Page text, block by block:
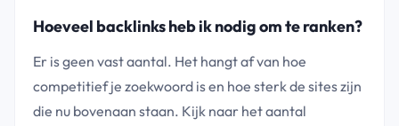
Hoeveel backlinks heb ik nodig om te ranken?
Er is geen vast aantal. Het hangt af van hoe
competitief je zoekwoord is en hoe sterk de sites zijn
die nu bovenaan staan. Kijk naar het aantal